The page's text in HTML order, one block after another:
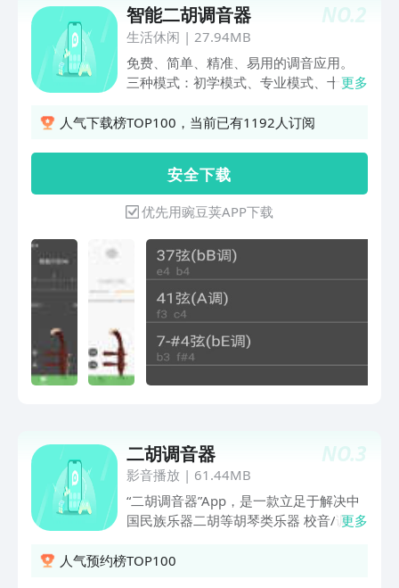
林 • 尤克里里 • 中提琴 • 小提琴 • 大提琴
• Fiddle 小提琴 • 俄式三弦琴 • 班卓琴 •
许多其他弦乐器 超过 100 个可用调音设
置，包括： • 标准 • drop-D • 其它 Drop
调弦 • 开放式调弦 • 降半音 • 7 弦调音，
包括 Drop-A • 12 弦调音 其他功能 • 在
嘈杂的环境下能使用（背景消噪技术） •
由吉他手设计，世界领先的音频工程师亲
自开发，专为方便吉他手使用考虑 • 改
进您的和弦、即兴演奏、记谱子和听力技
能，并提高学习速度，就像亲自上吉他
可以使调音应用的琴颈看起来像你的吉他
琴颈一样（在设置中可改变调音应用的视
觉效果）
NO.2
智能二胡调音器
生活休闲 | 27.94MB
免费、简单、精准、易用的调音应用。
三种模式：初学模式、专业模式、十二平
学开发，即使完全0基础根据APP的提示
精准的数字化指针量表，多种常见调式可
选。 3.十二平均率模式－提供数学级的
精度，供高要求的老师选择，此模式下可
给所有乐器调音。 4.标准音可自主调
节，让专业更专业。 5.内置节拍器，不
用再切换APP。 6.自主学习用户调音习
惯，越用越好用。
更多
人气下载榜TOP100，当前已有1192人订阅
安 全 下 载
优先用豌豆荚APP下载
NO.3
二胡调音器
影音播放 | 61.44MB
“二胡调音器”App，是一款立足于解决中
国民族乐器二胡等胡琴类乐器 校音/调弦
琴的真实音色采样校对设计而成，调音定
更多
人气预约榜TOP100